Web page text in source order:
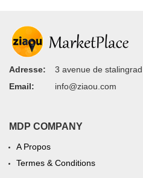
Adresse:
3 avenue de
Email:
info@ziaou.com
MDP COMPANY
A Propos
Termes & Conditions